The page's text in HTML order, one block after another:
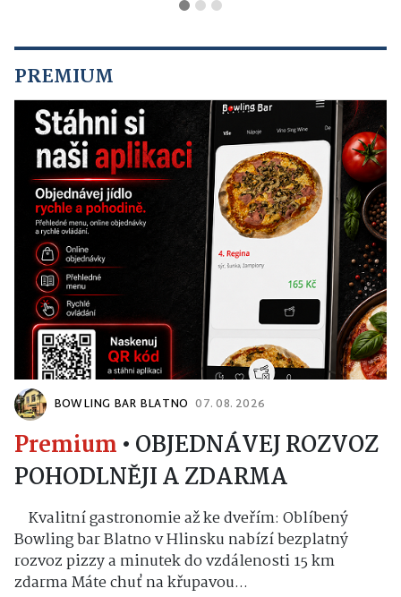
PREMIUM
BOWLING BAR BLATNO 07. 08. 2026
Premium • OBJEDNÁVEJ ROZVOZ
POHODLNĚJI A ZDARMA
Kvalitní gastronomie až ke dveřím: Oblíbený
Bowling bar Blatno v Hlinsku nabízí bezplatný
rozvoz pizzy a minutek do vzdálenosti 15 km
zdarma Máte chuť na křupavou...